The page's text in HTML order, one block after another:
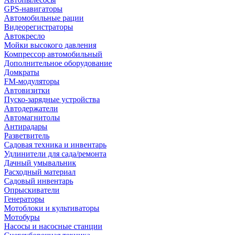
GPS-навигаторы
Автомобильные рации
Видеорегистраторы
Автокресло
Мойки высокого давления
Компрессор автомобильный
Дополнительное оборудование
Домкраты
FM-модуляторы
Автовизитки
Пуско-зарядные устройства
Автодержатели
Автомагнитолы
Антирадары
Разветвитель
Садовая техника и инвентарь
Удлинители для сада/ремонта
Дачный умывальник
Расходный материал
Садовый инвентарь
Опрыскиватели
Генераторы
Мотоблоки и культиваторы
Мотобуры
Насосы и насосные станции